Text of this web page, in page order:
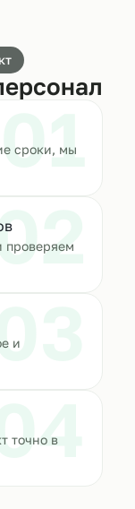
01
сроки, мы
проверяем
и
точно в